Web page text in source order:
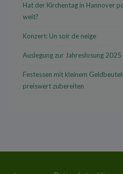
Hat der Kirchentag in Hannover
weit?
Konzert: Un soir de neige
Auslegung zur Jahreslosung 2025
Festessen mit kleinem
preiswert zubereiten